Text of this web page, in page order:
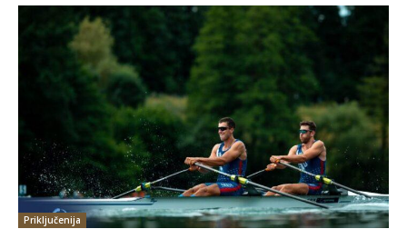
Priključenija